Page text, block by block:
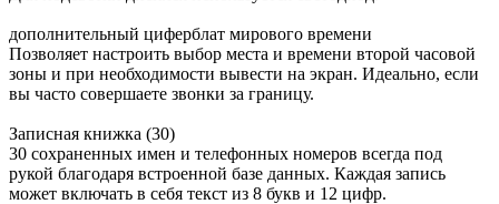
дополнительный циферблат мирового времени
Позволяет настроить выбор места и времени второй часовой
зоны и при необходимости вывести на экран. Идеально, если
вы часто совершаете звонки за границу.
Записная книжка (30)
30 сохраненных имен и телефонных номеров всегда под
рукой благодаря встроенной базе данных. Каждая запись
может включать в себя текст из 8 букв и 12 цифр.